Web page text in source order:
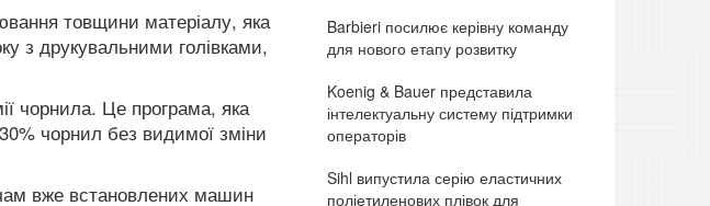
товщини матеріалу, яка
з друкувальними голівками,
чорнила. Це програма, яка
чорнил без видимої зміни
вже встановлених машин
Barbieri посилює керівну команду
для нового етапу розвитку
Koenig & Bauer представила
інтелектуальну систему підтримки
операторів
Sihl випустила серію еластичних
поліетиленових плівок для